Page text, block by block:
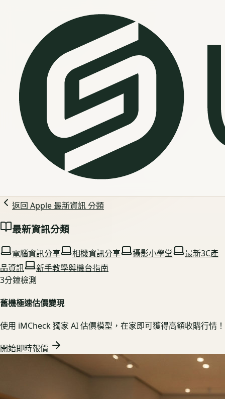
返回 Apple 最新資訊分類
最新資訊分類
電腦資訊分享 相機資訊分享 攝影小學堂
最新3C產
品資訊
新手教學與機台指南
3分鐘檢測
舊機極速估價變現
使用 iMCheck 獨家 AI 估價模型，在家即可獲得高額收購行情！
開始即時報價